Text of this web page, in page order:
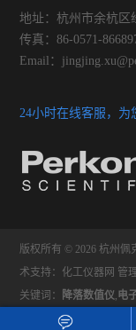
地址：杭州市余杭区
传真：86-0571-
Email：
24小时在线客服，为
版权所有 © 2026 杭州佩
术支持： 化工仪器网 管
关键词：
降落数值仪,电